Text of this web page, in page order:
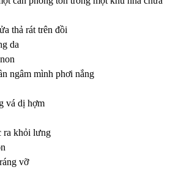
thả rát trên đồi
da
ngâm mình phơi nắng
vá dị hợm
ra khỏi lưng
vỡ